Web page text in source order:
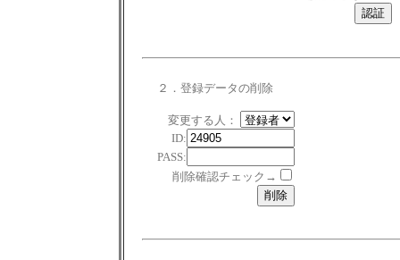
２．登録データの削除
変更する人：
ID:
PASS:
削除確認チェック→